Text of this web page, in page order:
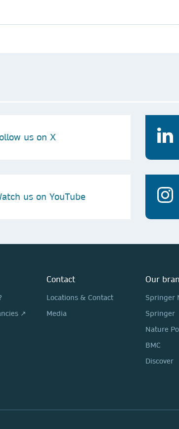
us on X
us on YouTube
↗
Contact
Locations & Contact
Media
Our
Springer
Springer
Nature
BMC
Discover